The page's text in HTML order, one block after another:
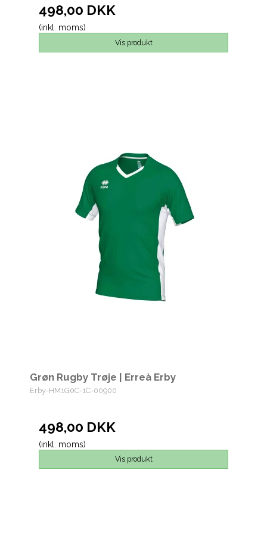
498,00 DKK
(inkl. moms)
Vis produkt
Grøn Rugby Trøje | Erreà Erby
Erby-HM1G0C-1C-00900
498,00 DKK
(inkl. moms)
Vis produkt